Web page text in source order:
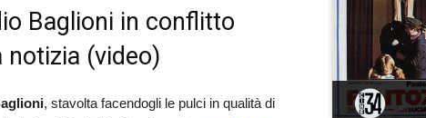
Baglioni in conflitto
notizia (video)
, stavolta facendogli le pulci in qualità di